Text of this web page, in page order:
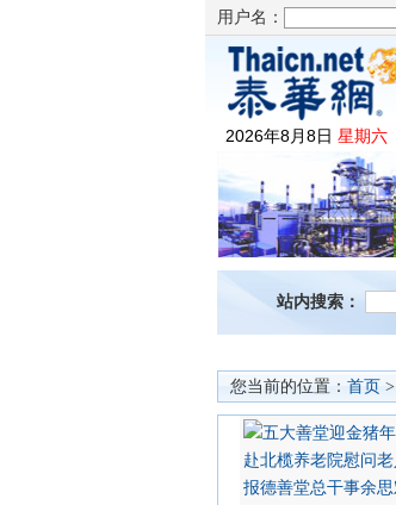
用户名：
2026年8月8日 星期六
站内搜索：
您当前的位置： 首页 >